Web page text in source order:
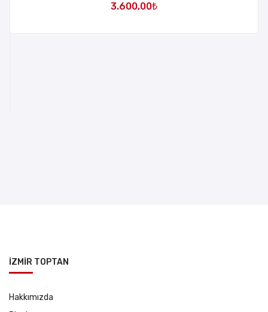
3.600,00₺
İZMİR TOPTAN
Hakkımızda